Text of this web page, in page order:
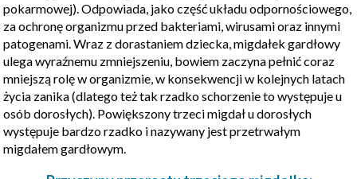
pokarmowej). Odpowiada, jako część układu odpornościowego,
za ochronę organizmu przed bakteriami, wirusami oraz innymi
patogenami. Wraz z dorastaniem dziecka, migdałek gardłowy
ulega wyraźnemu zmniejszeniu, bowiem zaczyna pełnić coraz
mniejszą rolę w organizmie, w konsekwencji w kolejnych latach
życia zanika (dlatego też tak rzadko schorzenie to występuje u
osób dorosłych). Powiększony trzeci migdał u dorosłych
występuje bardzo rzadko i nazywany jest przetrwałym
migdałem gardłowym.